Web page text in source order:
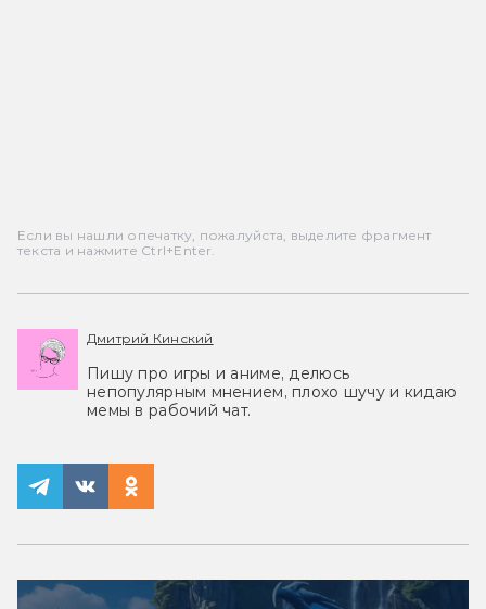
Если вы нашли опечатку, пожалуйста, выделите фрагмент
текста и нажмите Ctrl+Enter.
Дмитрий Кинский
Пишу про игры и аниме, делюсь
непопулярным мнением, плохо шучу и кидаю
мемы в рабочий чат.